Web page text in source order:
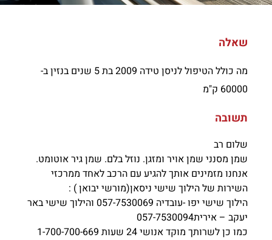
שאלה
מה כולל הטיפול לניסן טידה 2009 בת 5 שנים בנזין ב-
60000 ק"מ
תשובה
שלום רב
שמן מסנני שמן אויר ומזגן. נוזל בלם. שמן גיר אוטומט.
אנחנו מזמינים אותך להגיע עם הרכב לאחד ממרכזי
השירות של הילוך שישי ניסאן(מורשי יבואן ) :
הילוך שישי יפו -עובדיה 057-7530069 והילוך שישי באר
יעקב – אירית057-7530094
כמו כן לשרותך מוקד אנושי 24 שעות 1-700-700-669